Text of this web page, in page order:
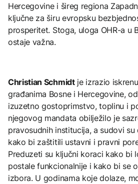
Hercegovine i šireg regiona
ključne za širu evropsku
prosperitet. Stoga, uloga OHR-a u
ostaje važna.
Christian Schmidtje izrazio
građanima Bosne i Hercegovine,
izuzetno gostoprimstvo, toplinu i
njegovog mandata obilježilo je
pravosudnih institucija, a sudovi
kako bi zaštitili ustavni i pravni
Preduzeti su ključni koraci kako bi
postale funkcionalnije i kako bi se
izbora. U godinama koje dolaze,